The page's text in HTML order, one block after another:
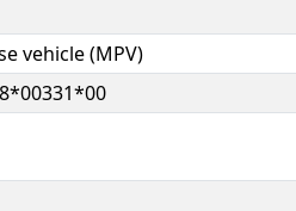
vehicle (MPV)